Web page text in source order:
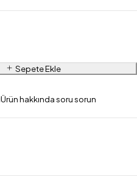
Sepete Ekle
Ürün hakkında soru sorun